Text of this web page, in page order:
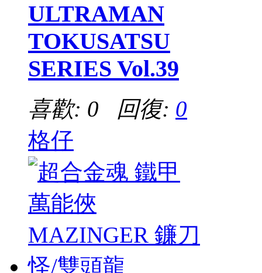
ULTRAMAN
TOKUSATSU
SERIES Vol.39
喜歡: 0 回復: 0
格仔